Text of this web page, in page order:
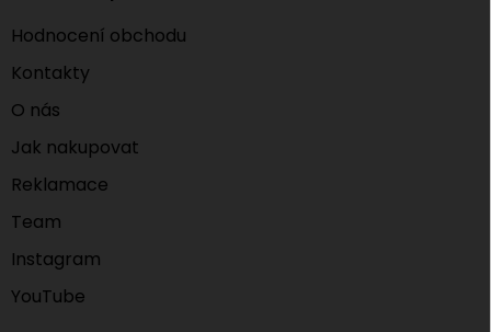
Hodnocení obchodu
Kontakty
O nás
Jak nakupovat
Reklamace
Team
Instagram
YouTube